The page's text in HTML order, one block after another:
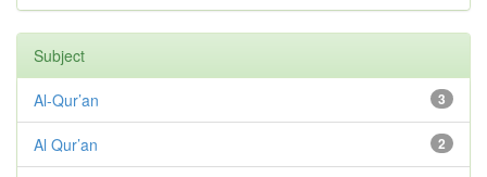
Subject
3
Al-Qur’an
2
Al Qur’an